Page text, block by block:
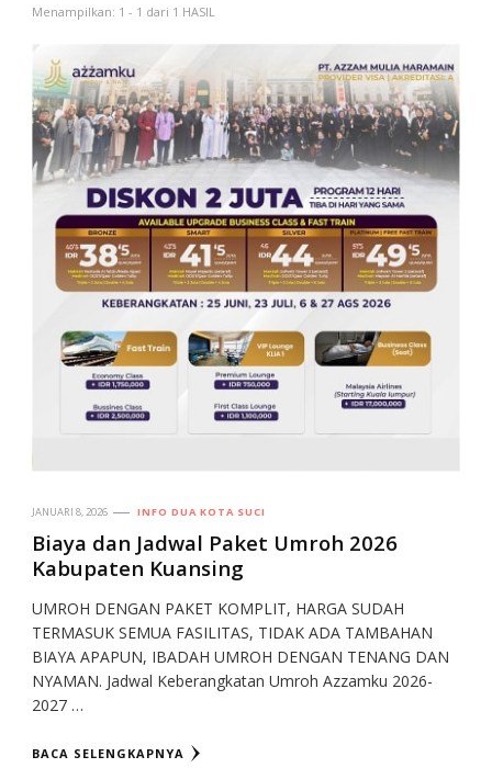
Menampilkan: 1 - 1 dari 1 HASIL
JANUARI 8, 2026 INFO DUA KOTA SUCI
Biaya dan Jadwal Paket Umroh 2026
Kabupaten Kuansing
UMROH DENGAN PAKET KOMPLIT, HARGA SUDAH
TERMASUK SEMUA FASILITAS, TIDAK ADA TAMBAHAN
BIAYA APAPUN, IBADAH UMROH DENGAN TENANG DAN
NYAMAN. Jadwal Keberangkatan Umroh Azzamku 2026-
2027 …
BACA SELENGKAPNYA